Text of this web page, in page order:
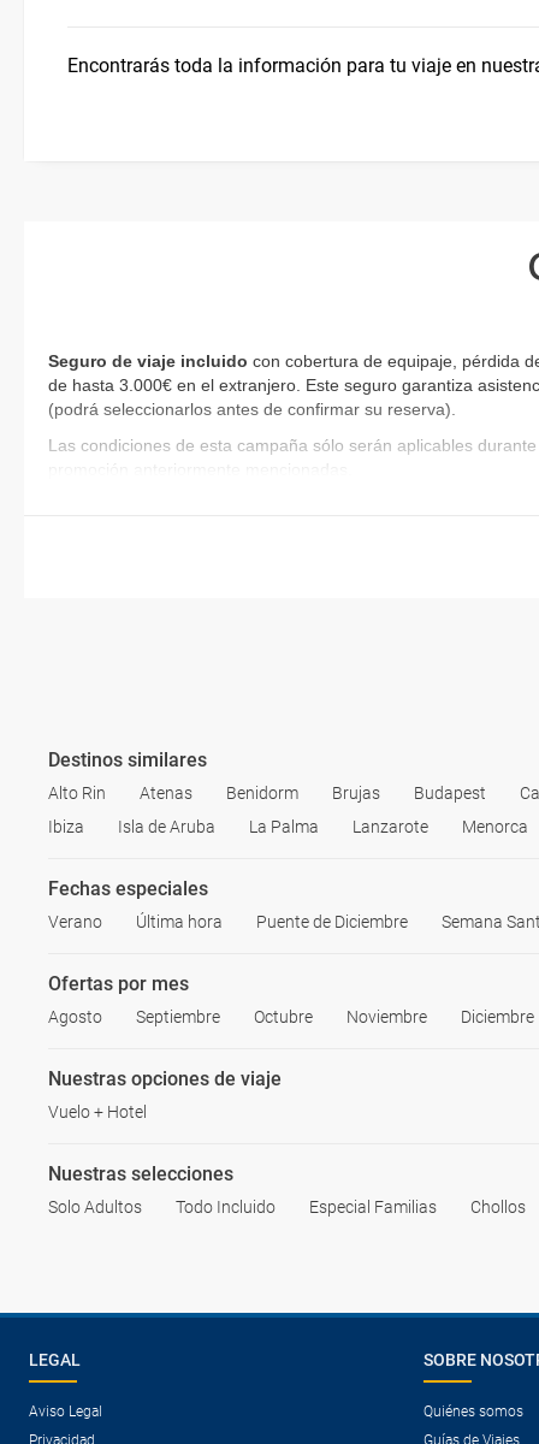
Encontrarás toda la información para tu viaje en
Seguro de viaje incluido con cobertura de equipaje, pérdida
de hasta 3.000€ en el extranjero. Este seguro garantiza
(podrá seleccionarlos antes de confirmar su reserva)
Las condiciones de esta campaña sólo serán aplicables
promoción anteriormente mencionadas.
Destinos similares
Alto Rin Atenas Benidorm Brujas Budapest
Ibiza
Isla de Aruba La Palma Lanzarote Menorca
Fechas especiales
Verano Última hora Puente de Diciembre Semana
Ofertas por mes
Agosto Septiembre Octubre Noviembre Diciembre
Nuestras opciones de viaje
Vuelo + Hotel
Nuestras selecciones
Solo Adultos Todo Incluido Especial Familias Chollos
LEGAL
Aviso Legal
Privacidad
SOBRE
Quiénes somos
Guías de Viajes